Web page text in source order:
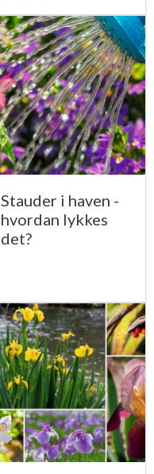
Stauder i haven -
hvordan lykkes
det?